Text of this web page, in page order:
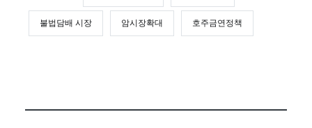
불법담배 시장 암시장확대 호주금연정책